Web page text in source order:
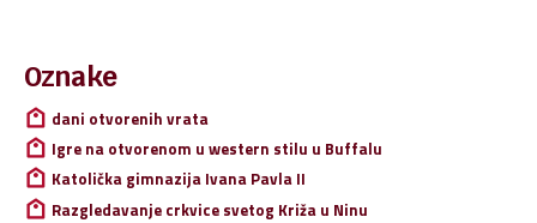
Pretraži:
Oznake
dani otvorenih vrata
Igre na otvorenom u western stilu u Buffalu
Katolička gimnazija Ivana Pavla II
Razgledavanje crkvice svetog Križa u Ninu